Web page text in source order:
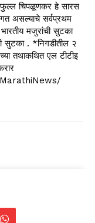
चिपळूणकर हे सारस
असल्याचे सर्वप्रथम
मजुरांची सुटका
सुटका . *निगडीतील २
तथाकथित एल टीटीइ